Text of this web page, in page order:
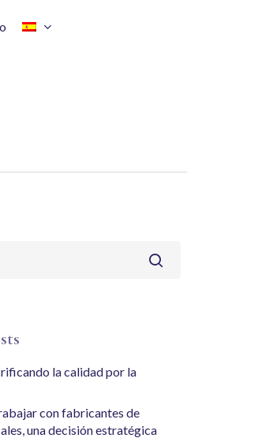
la calidad por la
con fabricantes de
una decisión estratégica